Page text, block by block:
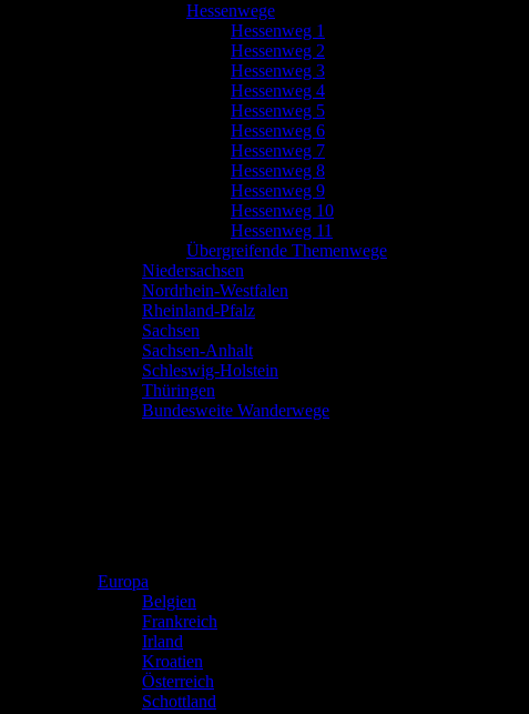
Hessenwege
Hessenweg 1
Hessenweg 2
Hessenweg 3
Hessenweg 4
Hessenweg 5
Hessenweg 6
Hessenweg 7
Hessenweg 8
Hessenweg 9
Hessenweg 10
Hessenweg 11
Übergreifende Themenwege
Niedersachsen
Nordrhein-Westfalen
Rheinland-Pfalz
Sachsen
Sachsen-Anhalt
Schleswig-Holstein
Thüringen
Bundesweite Wanderwege
Europa
Belgien
Frankreich
Irland
Kroatien
Österreich
Schottland